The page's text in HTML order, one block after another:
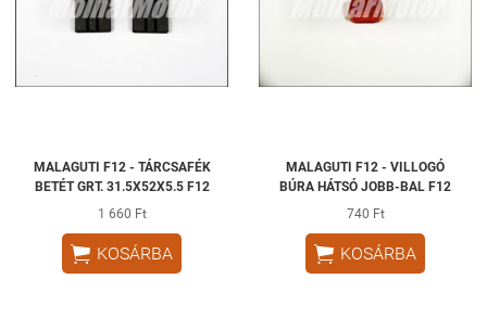
MALAGUTI F12 - TÁRCSAFÉK
BETÉT GRT. 31.5X52X5.5 F12
1 660 Ft
 KOSÁRBA
MALAGUTI F12 - VILLOGÓ
BÚRA HÁTSÓ JOBB-BAL F12
740 Ft
 KOSÁRBA